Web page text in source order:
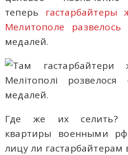
теперь
Мелитополе развелось
медалей.
Где же их селить?
квартиры военными
лицу ли гастарбайтерам